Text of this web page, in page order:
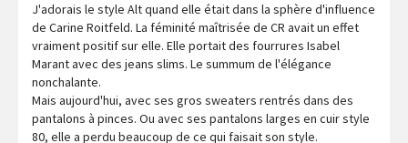
J'adorais le style Alt quand elle était dans la sphère d'influence
de Carine Roitfeld. La féminité maîtrisée de CR avait un effet
vraiment positif sur elle. Elle portait des fourrures Isabel
Marant avec des jeans slims. Le summum de l'élégance
nonchalante.
Mais aujourd'hui, avec ses gros sweaters rentrés dans des
pantalons à pinces. Ou avec ses pantalons larges en cuir style
80, elle a perdu beaucoup de ce qui faisait son style.